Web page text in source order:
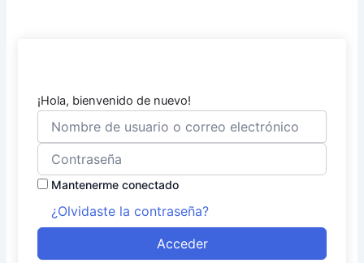
¡Hola, bienvenido de nuevo!
Mantenerme conectado
¿Olvidaste la contraseña?
Acceder